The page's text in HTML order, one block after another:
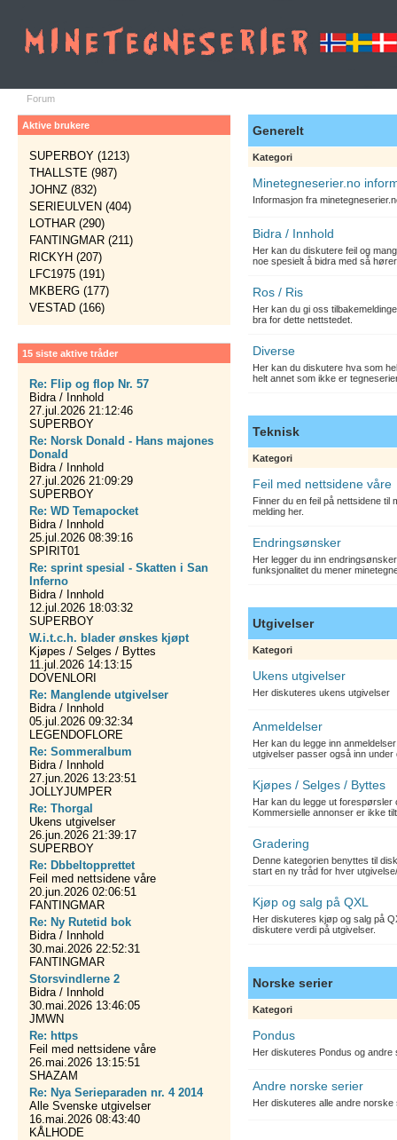
Forum
Aktive brukere
SUPERBOY (1213)
THALLSTE (987)
JOHNZ (832)
SERIEULVEN (404)
LOTHAR (290)
FANTINGMAR (211)
RICKYH (207)
LFC1975 (191)
MKBERG (177)
VESTAD (166)
15 siste aktive tråder
Re: Flip og flop Nr. 57
Bidra / Innhold
27.jul.2026 21:12:46
SUPERBOY
Re: Norsk Donald - Hans majones
Donald
Bidra / Innhold
27.jul.2026 21:09:29
SUPERBOY
Re: WD Temapocket
Bidra / Innhold
25.jul.2026 08:39:16
SPIRIT01
Re: sprint spesial - Skatten i San
Inferno
Bidra / Innhold
12.jul.2026 18:03:32
SUPERBOY
W.i.t.c.h. blader ønskes kjøpt
Kjøpes / Selges / Byttes
11.jul.2026 14:13:15
DOVENLORI
Re: Manglende utgivelser
Bidra / Innhold
05.jul.2026 09:32:34
LEGENDOFLORE
Re: Sommeralbum
Bidra / Innhold
27.jun.2026 13:23:51
JOLLYJUMPER
Re: Thorgal
Ukens utgivelser
26.jun.2026 21:39:17
SUPERBOY
Re: Dbbeltopprettet
Feil med nettsidene våre
20.jun.2026 02:06:51
FANTINGMAR
Re: Ny Rutetid bok
Bidra / Innhold
30.mai.2026 22:52:31
FANTINGMAR
Storsvindlerne 2
Bidra / Innhold
30.mai.2026 13:46:05
JMWN
Re: https
Feil med nettsidene våre
26.mai.2026 13:15:51
SHAZAM
Re: Nya Serieparaden nr. 4 2014
Alle Svenske utgivelser
16.mai.2026 08:43:40
KÅLHODE
Generelt
Kategori
Minetegneserier.no
Informasjon fra
Bidra / Innhold
Her kan du diskutere feil og
noe spesielt å bidra med så
Ros / Ris
Her kan du gi oss
bra for dette nettstedet.
Diverse
Her kan du diskutere hva som
helt annet som ikke er
Teknisk
Kategori
Feil med nettsidene våre
Finner du en feil på nettsidene til
melding her.
Endringsønsker
Her legger du inn
funksjonalitet du mener
Utgivelser
Kategori
Ukens utgivelser
Her diskuteres ukens utgivelser
Anmeldelser
Her kan du legge inn
utgivelser passer også inn under
Kjøpes / Selges / Byttes
Har kan du legge ut forespørsler
Kommersielle annonser er ikke
Gradering
Denne kategorien benyttes til
start en ny tråd for hver
Kjøp og salg på QXL
Her diskuteres kjøp og salg på
diskutere verdi på utgivelser.
Norske serier
Kategori
Pondus
Her diskuteres Pondus og
Andre norske serier
Her diskuteres alle andre